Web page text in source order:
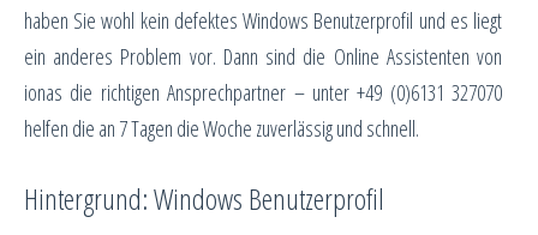
haben Sie wohl kein defektes Windows Benutzerprofil und es liegt
ein anderes Problem vor. Dann sind die Online Assistenten von
ionas die richtigen Ansprechpartner – unter +49 (0)6131 327070
helfen die an 7 Tagen die Woche zuverlässig und schnell.
Hintergrund: Windows Benutzerprofil